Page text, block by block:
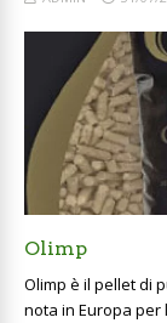
Olimp
Olimp è il pellet di
nota in Europa